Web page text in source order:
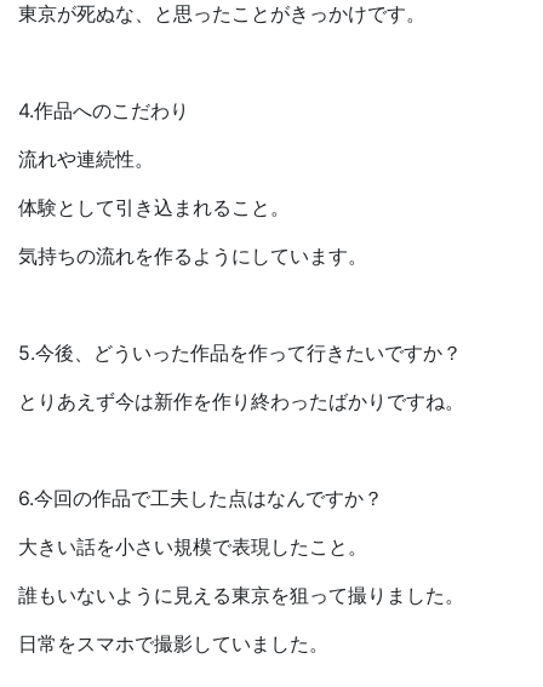
東京が死ぬな、と思ったことがきっかけです。
4.作品へのこだわり
流れや連続性。
体験として引き込まれること。
気持ちの流れを作るようにしています。
5.今後、どういった作品を作って行きたいですか？
とりあえず今は新作を作り終わったばかりですね。
6.今回の作品で工夫した点はなんですか？
大きい話を小さい規模で表現したこと。
誰もいないように見える東京を狙って撮りました。
日常をスマホで撮影していました。